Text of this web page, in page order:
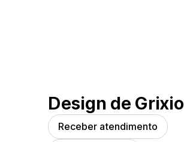
Design de Grixio
Receber atendimento